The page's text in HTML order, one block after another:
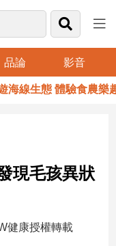
品論 影音
生態 體驗食農樂趣
現毛孩異狀
健康授權轉載